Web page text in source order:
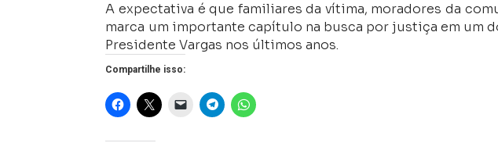
A expectativa é que familiares da vítima, moradores da
marca um importante capítulo na busca por justiça em um
Presidente Vargas nos últimos anos.
Compartilhe isso: